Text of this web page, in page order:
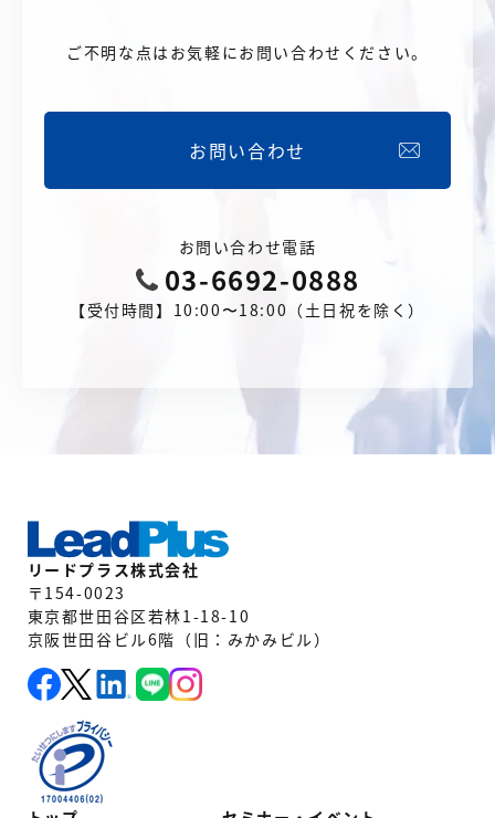
ご不明な点はお気軽にお問い合わせください。
お問い合わせ
お問い合わせ電話
03-6692-0888
【受付時間】10:00〜18:00（土日祝を除く）
リードプラス株式会社
〒154-0023
東京都世田谷区若林1-18-10
京阪世田谷ビル6階（旧：みかみビル）